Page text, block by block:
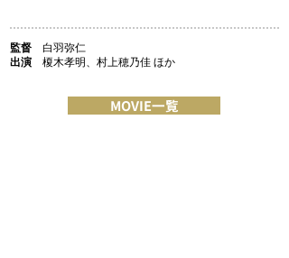
監督 白羽弥仁
出演 榎木孝明、村上穂乃佳 ほか
MOVIE一覧